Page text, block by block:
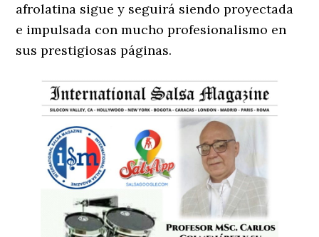
afrolatina sigue y seguirá siendo proyectada
e impulsada con mucho profesionalismo en
sus prestigiosas páginas.